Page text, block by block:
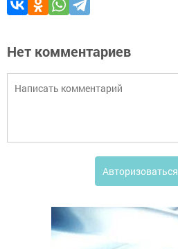
Нет комментариев
Авторизоваться